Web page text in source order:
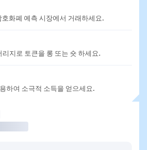
화폐 예측 시장에서 거래하세요.
리지로 토큰을 롱 또는 숏 하세요.
하여 소극적 소득을 얻으세요.